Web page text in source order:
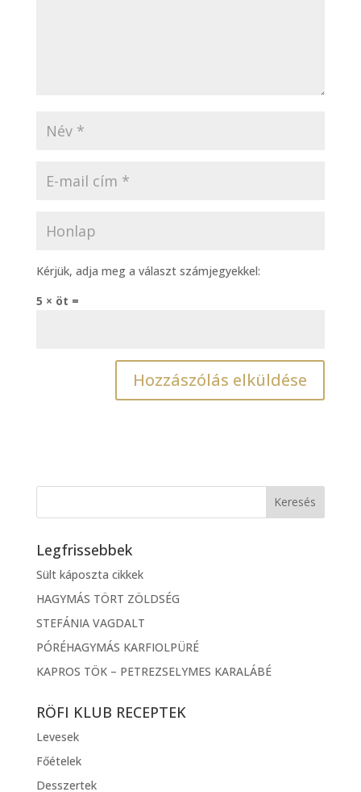
Kérjük, adja meg a választ számjegyekkel:
5 × öt =
Legfrissebbek
Sült káposzta cikkek
HAGYMÁS TÖRT ZÖLDSÉG
STEFÁNIA VAGDALT
PÓRÉHAGYMÁS KARFIOLPÜRÉ
KAPROS TÖK – PETREZSELYMES KARALÁBÉ
RÖFI KLUB RECEPTEK
Levesek
Főételek
Desszertek